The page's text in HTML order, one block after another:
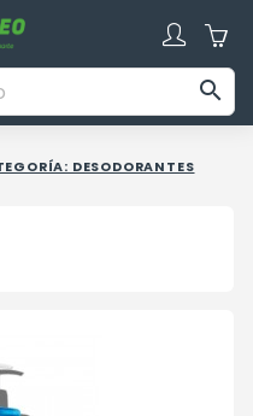

DESODORANTES